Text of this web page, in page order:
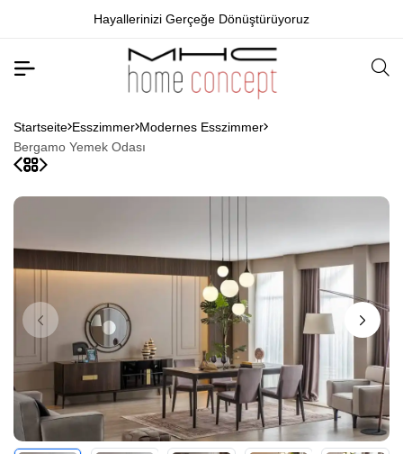
Hayallerinizi Gerçeğe Dönüştürüyoruz
Startseite Esszimmer Modernes Esszimmer
Bergamo Yemek Odası